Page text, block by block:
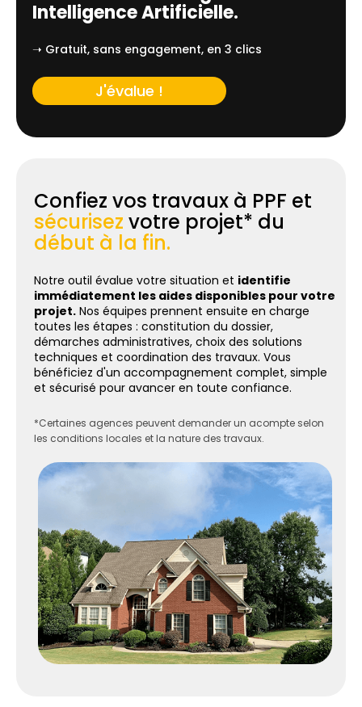
Intelligence Artificielle.
➝ Gratuit, sans engagement, en 3 clics
J'évalue !
Confiez vos travaux à PPF et
sécurisez votre projet* du
début à la fin.
Notre outil évalue votre situation et identifie
immédiatement les aides disponibles pour votre
projet. Nos équipes prennent ensuite en charge
toutes les étapes : constitution du dossier,
démarches administratives, choix des solutions
techniques et coordination des travaux. Vous
bénéficiez d'un accompagnement complet, simple
et sécurisé pour avancer en toute confiance.
*Certaines agences peuvent demander un acompte selon
les conditions locales et la nature des travaux.